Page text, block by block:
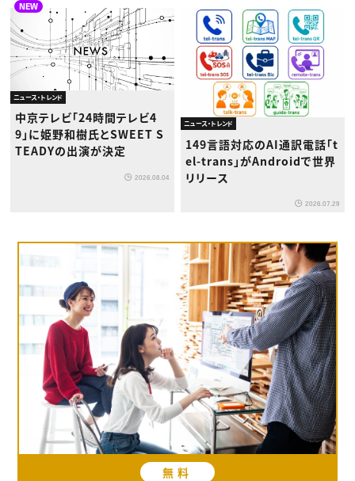
NEW
ニュース・トレンド
中京テレビ「24時間テレビ4
9」に姫野和樹氏とSWEET S
TEADYの出演が決定
2026.08.04
ニュース・トレンド
149言語対応のAI通訳電話「t
el-trans」がAndroidで世界
リリース
2026.07.29
無料